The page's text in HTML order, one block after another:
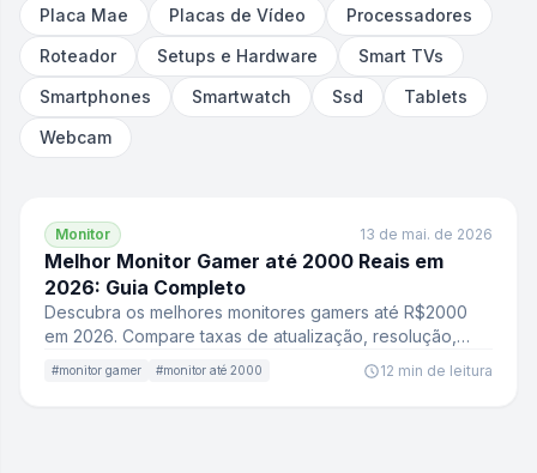
Placa Mae
Placas de Vídeo
Processadores
Roteador
Setups e Hardware
Smart TVs
Smartphones
Smartwatch Ssd
Tablets
Webcam
📝
Monitor 13 de mai. de 2026
Melhor Monitor Gamer até 2000 Reais em
2026: Guia Completo
Descubra os melhores monitores gamers até R$2000
em 2026. Compare taxas de atualização, resolução,
painel e encontre ofertas imperdíveis no AchaPromo.
#monitor gamer #monitor até 2000 12 min de leitura